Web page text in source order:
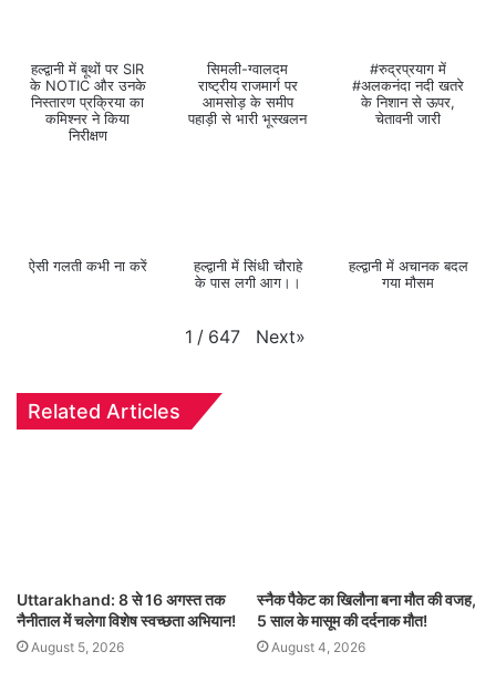
हल्द्वानी में बूथों पर SIR
के NOTIC और उनके
निस्तारण प्रक्रिया का
कमिश्नर ने किया
निरीक्षण
सिमली-ग्वालदम
राष्ट्रीय राजमार्ग पर
आमसोड़ के समीप
पहाड़ी से भारी भूस्खलन
#रुद्रप्रयाग में
#अलकनंदा नदी खतरे
के निशान से ऊपर,
चेतावनी जारी
ऐसी गलती कभी ना करें
हल्द्वानी में सिंधी चौराहे
के पास लगी आग।।
हल्द्वानी में अचानक बदल
गया मौसम
1 / 647 Next»
Related Articles
Uttarakhand: 8 से 16 अगस्त तक
नैनीताल में चलेगा विशेष स्वच्छता अभियान!
August 5, 2026
स्नैक पैकेट का खिलौना बना मौत की वजह,
5 साल के मासूम की दर्दनाक मौत!
August 4, 2026